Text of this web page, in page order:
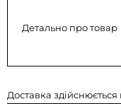
Детально про товар
Доставка здійснюється